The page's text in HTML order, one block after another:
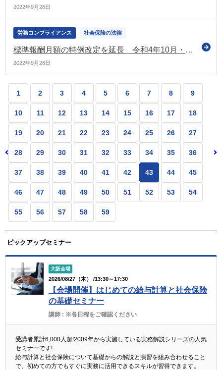
2022年9月28日
労務コンプライアンス 社会保険の法律
標準報酬月額の特例改定を延長 令和4年10月・11月に報酬が急減した場合も対象（厚労省が通達）
2022年9月28日
1 2 3 4 5 6 7 8 9
10 11 12 13 14 15 16 17 18
19 20 21 22 23 24 25 26 27
28 29 30 31 32 33 34 35 36
37 38 39 40 41 42 43 44 45
46 47 48 49 50 51 52 53 54
55 56 57 58 59
ピックアップセミナー
大阪会場
2026/08/27（木） /13:30～17:30
【会場開催】はじめての給与計算と社会保険
の基礎セミナー
講師 : ※各日程をご確認ください
受講者累計6,000人超!2009年から実施している実務解説シリーズの人気
セミナーです!
給与計算と社会保険について基礎からの解説と演習を組み合わせること
で、初めての方でもすぐに実務に活用できるスキルが習得できます。